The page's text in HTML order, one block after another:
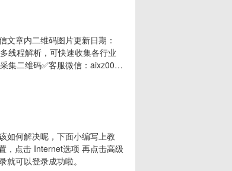
文章内二维码图片更新日期：
线程解析，可快速收集各行业
集二维码✅客服微信：aixz007
后，必须将压缩包全部解压后
键词.txt 文件，里面可以配置你
如何解决呢，下面小编写上教
，点击 Internet选项 再点击高级
可以登录成功啦。